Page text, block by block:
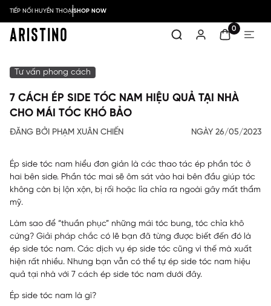
TIẾP NỐI HUYỀN THOẠISHOP NOW
0
Tư vấn phong cách
7 CÁCH ÉP SIDE TÓC NAM HIỆU QUẢ TẠI NHÀ
CHO MÁI TÓC KHÓ BẢO
ĐĂNG BỞI PHẠM XUÂN CHIẾN NGÀY 26/05/2023
Ép side tóc nam hiểu đơn giản là các thao tác ép phần tóc ở
hai bên side. Phần tóc mai sẽ ôm sát vào hai bên đầu giúp tóc
không còn bị lộn xộn, bị rối hoặc lỉa chỉa ra ngoài gây mất thẩm
mỹ.
Làm sao để “thuần phục” những mái tóc bung, tóc chỉa khô
cứng? Giải pháp chắc có lẽ bạn đã từng được biết đến đó là
ép side tóc nam. Các dịch vụ ép side tóc cũng vì thế mà xuất
hiện rất nhiều. Nhưng bạn vẫn có thể tự ép side tóc nam hiệu
quả tại nhà với 7 cách ép side tóc nam dưới đây.
Ép side tóc nam là gì?